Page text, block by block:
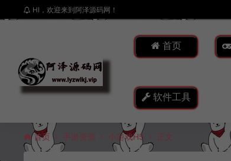
HI，欢迎来到阿泽源码网！
首页
软件工具
首页 手游资源 小游戏H5 正文